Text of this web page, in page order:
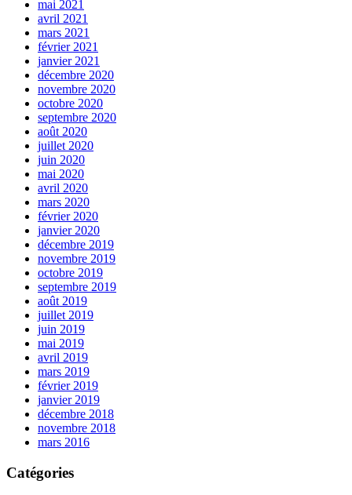
mai 2021
avril 2021
mars 2021
février 2021
janvier 2021
décembre 2020
novembre 2020
octobre 2020
septembre 2020
août 2020
juillet 2020
juin 2020
mai 2020
avril 2020
mars 2020
février 2020
janvier 2020
décembre 2019
novembre 2019
octobre 2019
septembre 2019
août 2019
juillet 2019
juin 2019
mai 2019
avril 2019
mars 2019
février 2019
janvier 2019
décembre 2018
novembre 2018
mars 2016
Catégories